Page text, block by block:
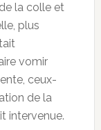
la colle et
plus
vomir
ceux-
de la
intervenue.